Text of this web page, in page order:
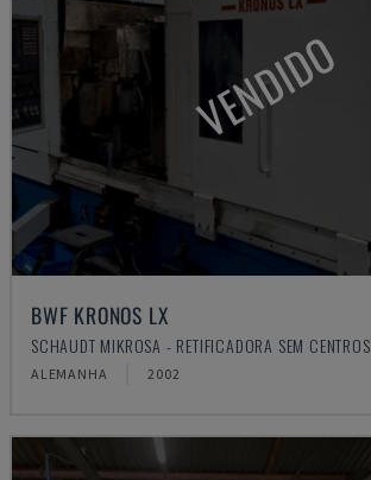
VENDIDO
BWF KRONOS LX
SCHAUDT MIKROSA - RETIFICADORA SEM CENTROS
ALEMANHA 2002